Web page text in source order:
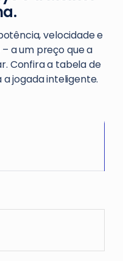
velocidade e
a um preço que a
Confira a tabela de
jogada inteligente.